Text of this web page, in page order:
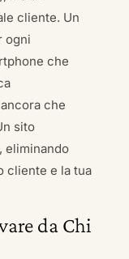
cliente. Un
ogni
che
che
sito
eliminando
cliente e la tua
da Chi